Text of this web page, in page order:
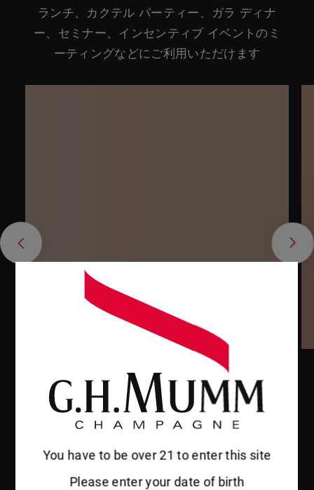
ランチ、カクテル パーティー、ガラ ディナ
ー、セミナー、インセンティブ イベントのミ
ーティングなどにご利用いただけます
グラン コルドン ルー
ム
会場のご紹介
会場のご紹介
You have to be over 21 to enter this site
Please enter your date of birth